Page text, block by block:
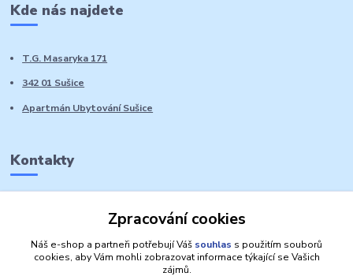
Kde nás najdete
T.G. Masaryka 171
342 01 Sušice
Apartmán Ubytování Sušice
Kontakty
Zpracování cookies
Náš e-shop a partneři potřebují Váš souhlas s použitím souborů
cookies, aby Vám mohli zobrazovat informace týkající se Vašich
zájmů.